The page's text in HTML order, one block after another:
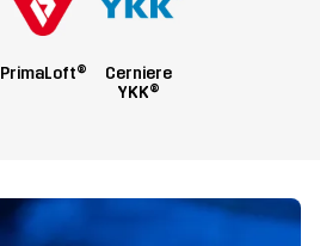
PrimaLoft®
Cerniere
YKK®